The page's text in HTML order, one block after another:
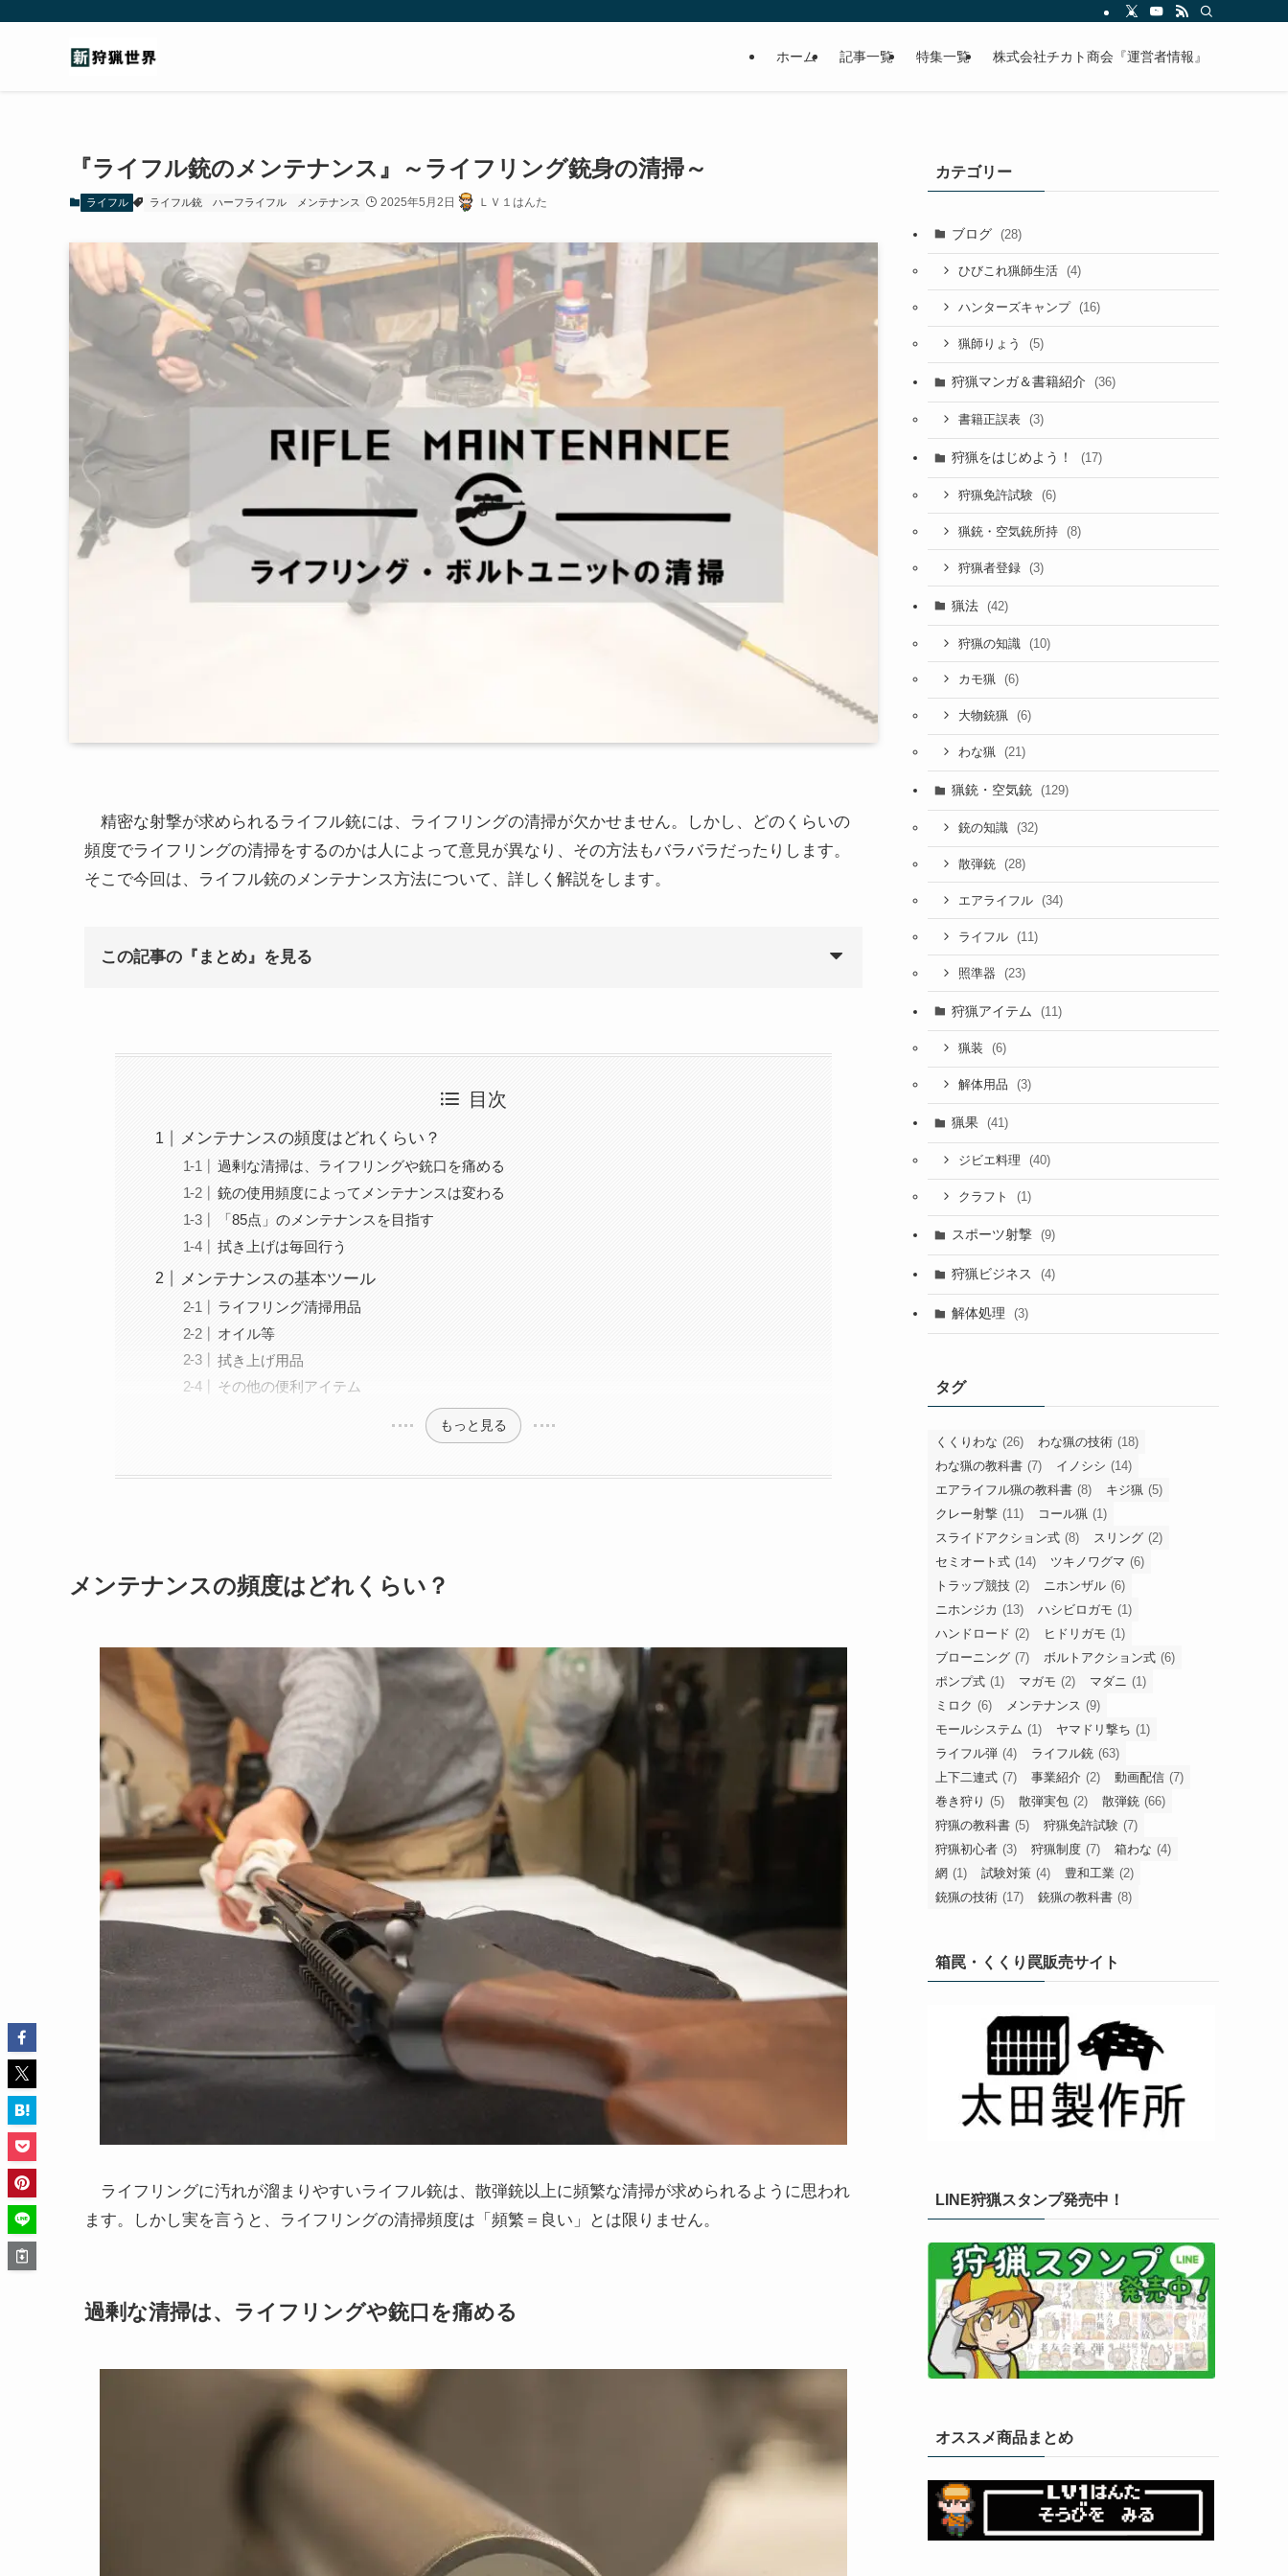
ホーム 記事一覧 特集一覧 株式会社チカト商会『運営者情報』
『ライフル銃のメンテナンス』～ライフリング銃身の清掃～
ライフル ライフル銃 ハーフライフル メンテナンス 2025年5月2日 ＬＶ１はんた
精密な射撃が求められるライフル銃には、ライフリングの清掃が欠かせません。しかし、どのくらいの
頻度でライフリングの清掃をするのかは人によって意見が異なり、その方法もバラバラだったりします。
そこで今回は、ライフル銃のメンテナンス方法について、詳しく解説をします。
この記事の『まとめ』を見る
目次
メンテナンスの頻度はどれくらい？
過剰な清掃は、ライフリングや銃口を痛める
銃の使用頻度によってメンテナンスは変わる
「85点」のメンテナンスを目指す
拭き上げは毎回行う
メンテナンスの基本ツール
ライフリング清掃用品
オイル等
拭き上げ用品
その他の便利アイテム
もっと見る
メンテナンスの頻度はどれくらい？
ライフリングに汚れが溜まりやすいライフル銃は、散弾銃以上に頻繁な清掃が求められるように思われ
ます。しかし実を言うと、ライフリングの清掃頻度は「頻繁＝良い」とは限りません。
過剰な清掃は、ライフリングや銃口を痛める
カテゴリー
ブログ (28)
ひびこれ猟師生活 (4)
ハンターズキャンプ (16)
猟師りょう (5)
狩猟マンガ＆書籍紹介 (36)
書籍正誤表 (3)
狩猟をはじめよう！ (17)
狩猟免許試験 (6)
猟銃・空気銃所持 (8)
狩猟者登録 (3)
猟法 (42)
狩猟の知識 (10)
カモ猟 (6)
大物銃猟 (6)
わな猟 (21)
猟銃・空気銃 (129)
銃の知識 (32)
散弾銃 (28)
エアライフル (34)
ライフル (11)
照準器 (23)
狩猟アイテム (11)
猟装 (6)
解体用品 (3)
猟果 (41)
ジビエ料理 (40)
クラフト (1)
スポーツ射撃 (9)
狩猟ビジネス (4)
解体処理 (3)
タグ
くくりわな (26) わな猟の技術 (18)
わな猟の教科書 (7) イノシシ (14)
エアライフル猟の教科書 (8) キジ猟 (5)
クレー射撃 (11) コール猟 (1)
スライドアクション式 (8) スリング (2)
セミオート式 (14) ツキノワグマ (6)
トラップ競技 (2) ニホンザル (6)
ニホンジカ (13) ハシビロガモ (1)
ハンドロード (2) ヒドリガモ (1)
ブローニング (7) ボルトアクション式 (6)
ポンプ式 (1) マガモ (2) マダニ (1)
ミロク (6) メンテナンス (9)
モールシステム (1) ヤマドリ撃ち (1)
ライフル弾 (4) ライフル銃 (63)
上下二連式 (7) 事業紹介 (2) 動画配信 (7)
巻き狩り (5) 散弾実包 (2) 散弾銃 (66)
狩猟の教科書 (5) 狩猟免許試験 (7)
狩猟初心者 (3) 狩猟制度 (7) 箱わな (4)
網 (1) 試験対策 (4) 豊和工業 (2)
銃猟の技術 (17) 銃猟の教科書 (8)
箱罠・くくり罠販売サイト
LINE狩猟スタンプ発売中！
オススメ商品まとめ